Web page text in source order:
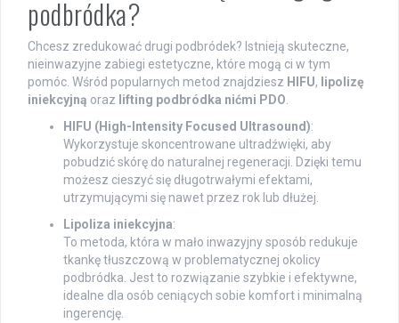
podbródka?
Chcesz zredukować drugi podbródek? Istnieją skuteczne,
nieinwazyjne zabiegi estetyczne, które mogą ci w tym
pomóc. Wśród popularnych metod znajdziesz HIFU, lipolizę
iniekcyjną oraz lifting podbródka nićmi PDO.
HIFU (High-Intensity Focused Ultrasound):
Wykorzystuje skoncentrowane ultradźwięki, aby
pobudzić skórę do naturalnej regeneracji. Dzięki temu
możesz cieszyć się długotrwałymi efektami,
utrzymującymi się nawet przez rok lub dłużej.
Lipoliza iniekcyjna:
To metoda, która w mało inwazyjny sposób redukuje
tkankę tłuszczową w problematycznej okolicy
podbródka. Jest to rozwiązanie szybkie i efektywne,
idealne dla osób ceniących sobie komfort i minimalną
ingerencję.